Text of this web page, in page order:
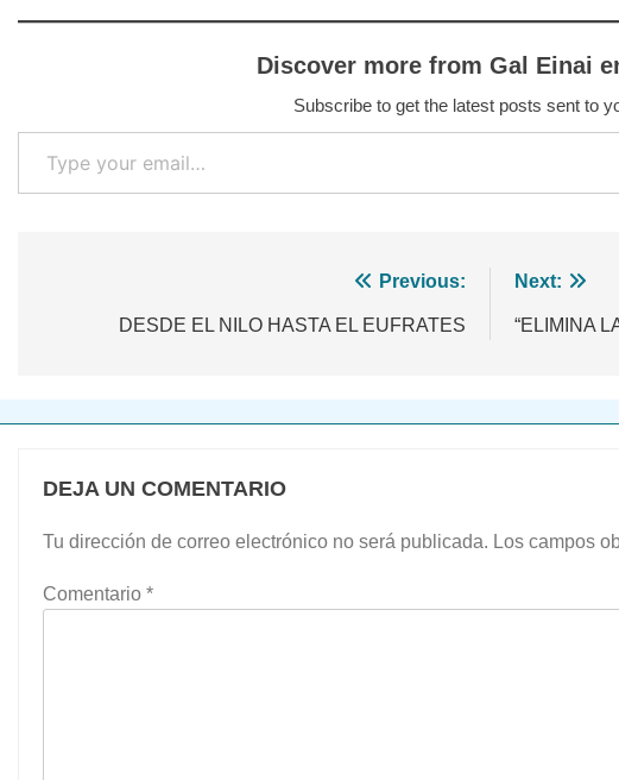
Discover more from Gal Einai
Subscribe to get the latest posts sent to
Type your email…
Previous:
DESDE EL NILO HASTA EL EUFRATES
Next:
“ELIMINA
DEJA UN COMENTARIO
Tu dirección de correo electrónico no será publicada. Los campos
Comentario *